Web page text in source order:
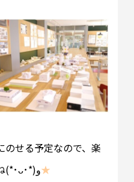
せる予定なので、楽
しみにしていてくださいね(*･ᴗ･*)و★